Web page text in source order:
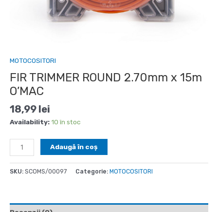
MOTOCOSITORI
FIR TRIMMER ROUND 2.70mm x 15m
O’MAC
18,99 lei
Availability:10 în stoc
Cantitate
FIR
TRIMMER
ROUND
Adaugă în coș
SKU: SCOMS/00097 Categorie: MOTOCOSITORI